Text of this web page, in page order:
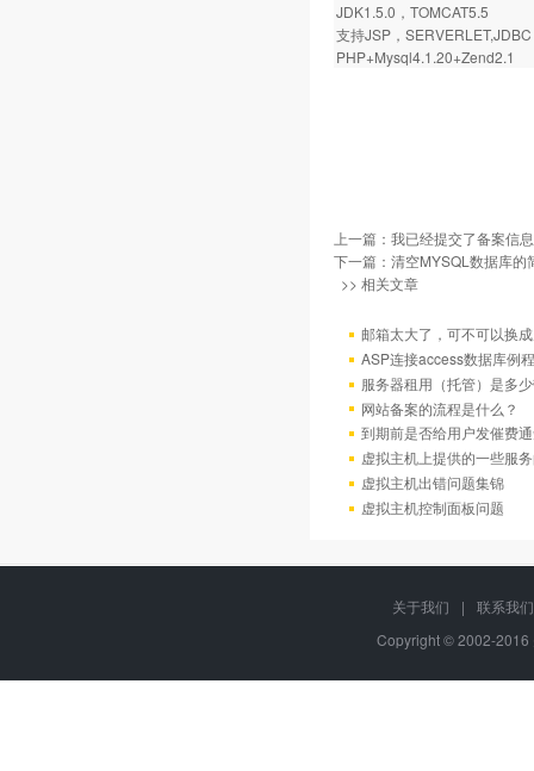
JDK1.5.0，TOMCAT5.5
支持JSP，
PHP+Mysql4.1.20+Zend2.1
上一篇： 我已经提交了备案信
下一篇： 清空MYSQL数据库的
>> 相关文章
邮箱太大了，可不可以换
ASP连接access数据库例程
服务器租用（托管）是多
网站备案的流程是什么？
到期前是否给用户发催费
虚拟主机上提供的一些服
虚拟主机出错问题集锦
虚拟主机控制面板问题
关于我们 |
联系我们
Copyright © 2002-